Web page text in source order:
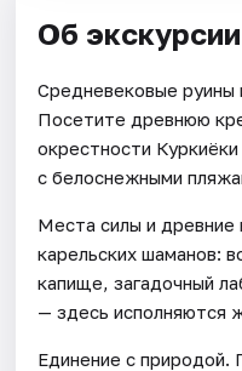
Об экскурсии
Средневековые руины
Посетите древнюю
окрестности
с белоснежными
Места силы и
карельских шаманов:
капище, загадочный
— здесь исполняются
Единение с природой.